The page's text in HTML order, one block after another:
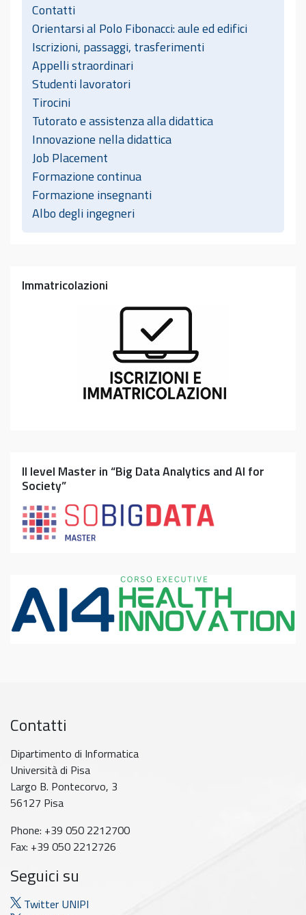
Contatti
Orientarsi al Polo Fibonacci: aule ed edifici
Iscrizioni, passaggi, trasferimenti
Appelli straordinari
Studenti lavoratori
Tirocini
Tutorato e assistenza alla didattica
Innovazione nella didattica
Job Placement
Formazione continua
Formazione insegnanti
Albo degli ingegneri
Immatricolazioni
II level Master in “Big Data Analytics and AI for
Society”
Contatti
Dipartimento di Informatica
Università di Pisa
Largo B. Pontecorvo, 3
56127 Pisa
Phone: +39 050 2212700
Fax: +39 050 2212726
Seguici su
Twitter UNIPI